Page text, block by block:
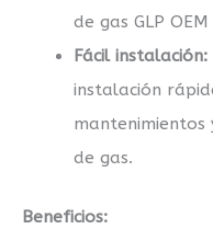
de gas GLP
Fácil instalación:
instalación
mantenimientos
de gas.
Beneficios: